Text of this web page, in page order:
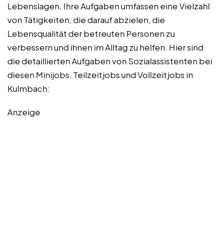
Lebenslagen. Ihre Aufgaben umfassen eine Vielzahl
von Tätigkeiten, die darauf abzielen, die
Lebensqualität der betreuten Personen zu
verbessern und ihnen im Alltag zu helfen. Hier sind
die detaillierten Aufgaben von Sozialassistenten bei
diesen Minijobs, Teilzeitjobs und Vollzeitjobs in
Kulmbach:
Anzeige